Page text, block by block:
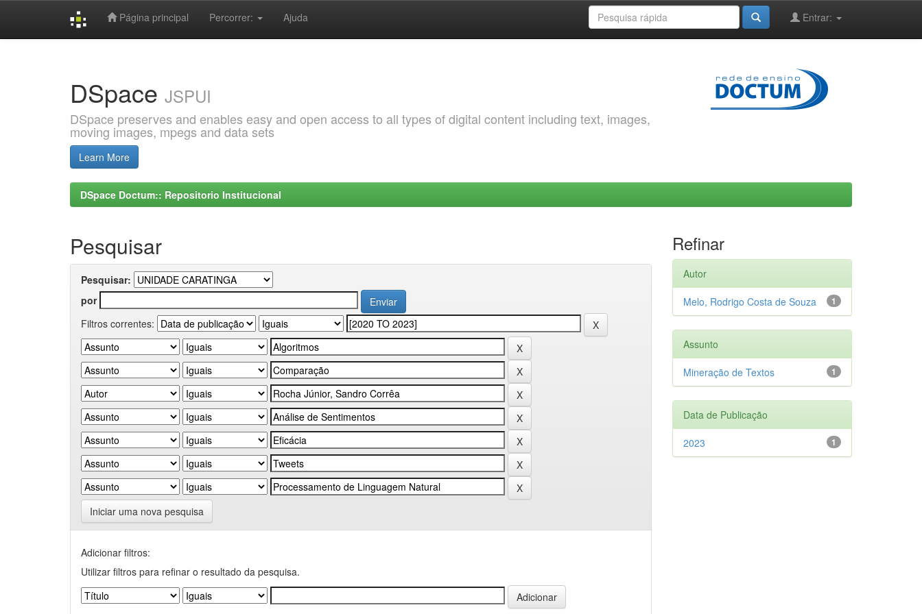
Página principal Percorrer: Ajuda Entrar:
DSpace JSPUI
DSpace preserves and enables easy and open access to all types of digital content including text, images,
moving images, mpegs and data sets
Learn More
DSpace Doctum:: Repositorio Institucional
Pesquisar
Pesquisar:
por
Filtros correntes:
Iniciar uma nova pesquisa
Adicionar filtros:
Utilizar filtros para refinar o resultado da pesquisa.
Refinar
Autor
1
Melo, Rodrigo Costa de Souza
Assunto
1
Mineração de Textos
Data de Publicação
1
2023